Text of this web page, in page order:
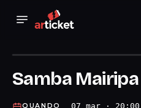
Samba Mairipa
QUANDO 07 mar · 20:00